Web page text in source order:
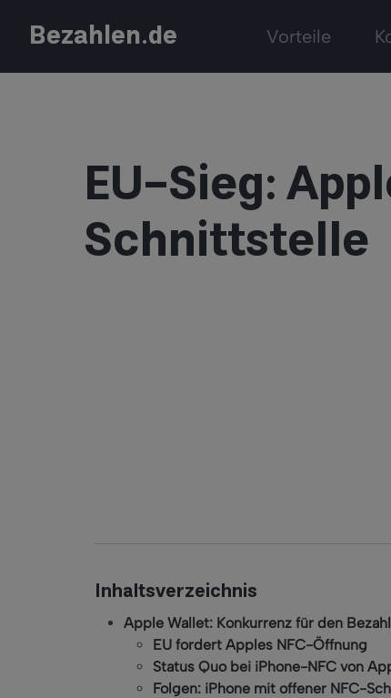
Bezahlen.de Vorteile
EU-Sieg:
Schnittstelle
Inhaltsverzeichnis
Apple Wallet: Konkurrenz für den
EU fordert Apples NFC-Öffnung
Status Quo bei iPhone-NFC von
Folgen: iPhone mit offener NFC-